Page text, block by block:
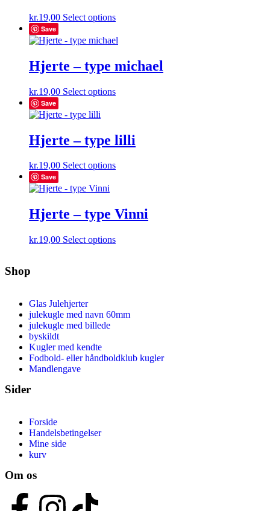
kr.19,00 Select options
Save
Hjerte – type michael
kr.19,00 Select options
Save
Hjerte – type lilli
kr.19,00 Select options
Save
Hjerte – type Vinni
kr.19,00 Select options
Shop
Glas Julehjerter
julekugle med navn 60mm
julekugle med billede
byskildt
Kugler med kendte
Fodbold- eller håndboldklub kugler
Mandlengave
Sider
Forside
Handelsbetingelser
Mine side
kurv
Om os